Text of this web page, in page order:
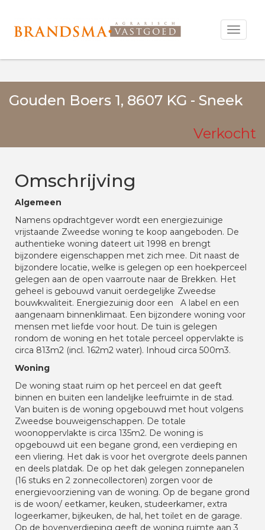
Open
menu
Gouden Boers 1, 8607 KG - Sneek
Verkocht
Omschrijving
Algemeen
Namens opdrachtgever wordt een energiezuinige
vrijstaande Zweedse woning te koop aangeboden. De
authentieke woning dateert uit 1998 en brengt
bijzondere eigenschappen met zich mee. Dit naast de
bijzondere locatie, welke is gelegen op een hoekperceel
gelegen aan de open vaarroute naar de Brekken. Het
geheel is gebouwd vanuit oerdegelijke Zweedse
bouwkwaliteit. Energiezuinig door een A label en een
aangenaam binnenklimaat. Een bijzondere woning voor
mensen met liefde voor hout. De tuin is gelegen
rondom de woning en het totale perceel oppervlakte is
circa 813m2 (incl. 162m2 water). Inhoud circa 500m3.
Woning
De woning staat ruim op het perceel en dat geeft
binnen en buiten een landelijke leefruimte in de stad.
Van buiten is de woning opgebouwd met hout volgens
Zweedse bouweigenschappen. De totale
woonoppervlakte is circa 135m2. De woning is
opgebouwd uit een begane grond, een verdieping en
een vliering. Het dak is voor het overgrote deels pannen
en deels platdak. De op het dak gelegen zonnepanelen
(16 stuks en 2 zonnecollectoren) zorgen voor de
energievoorziening van de woning. Op de begane grond
is de woon/ eetkamer, keuken, studeerkamer, extra
logeerkamer, bijkeuken, de hal, het toilet en de garage.
Op de bovenverdieping geeft de woning ruimte aan 3